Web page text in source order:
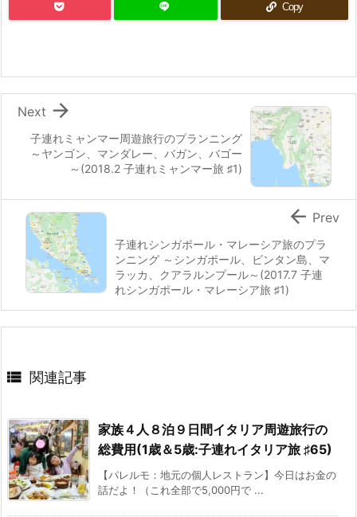
Copy
子連れミャンマー周遊旅行のプランニング
～ヤンゴン、マンダレー、バガン、バゴー
～(2018.2 子連れミャンマー旅 ♯1)

Next
子連れシンガポール・マレーシア旅のプラ
ンニング ～シンガポール、ビンタン島、マ
ラッカ、クアラルンプール～(2017.7 子連
れシンガポール・マレーシア旅 ♯1)
 Prev
 関連記事
家族４人８泊９日間イタリア周遊旅行の
総費用(1歳＆5歳:子連れイタリア旅 ♯65)
【パレルモ：地元の個人レストラン】今日はお金の
話だよ！（これ全部で5,000円で ...